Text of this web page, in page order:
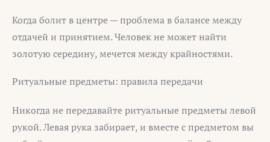
Когда болит в центре — проблема в балансе между
отдачей и принятием. Человек не может найти
золотую середину, мечется между крайностями.
Ритуальные предметы: правила передачи
Никогда не передавайте ритуальные предметы левой
рукой. Левая рука забирает, и вместе с предметом вы